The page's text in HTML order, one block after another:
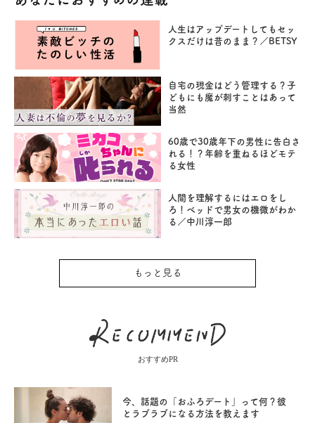
人生はアップデートしてもセッ
クスだけは昔のまま？／BETSY
自宅の現金はどう管理する？子
どもにも魔が刺すことはあって
当然
60歳で30歳年下の男性に告白さ
れる！？年齢を重ねるほどモテ
る女性
人間を理解するにはエロをし
ろ！ベッドで男女の機微がわか
る／中川淳一郎
もっと見る
おすすめPR
今、話題の「おふろデート」って何？彼
とラブラブになる方法を教えます